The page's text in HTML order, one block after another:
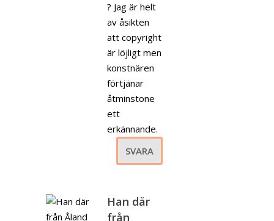
? Jag är helt
av åsikten
att copyright
är löjligt men
konstnären
förtjänar
åtminstone
ett
erkännande.
SVARA
Han där
från